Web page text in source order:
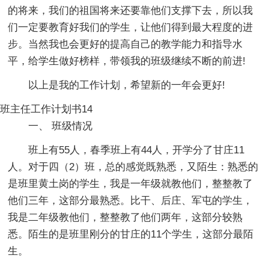
的将来，我们的祖国将来还要靠他们支撑下去，所以我
们一定要教育好我们的学生，让他们得到最大程度的进
步。当然我也会更好的提高自己的教学能力和指导水
平，给学生做好榜样，带领我的班级继续不断的前进!
以上是我的工作计划，希望新的一年会更好!
班主任工作计划书14
一、 班级情况
班上有55人，春季班上有44人，开学分了甘庄11
人。对于四（2）班，总的感觉既熟悉，又陌生：熟悉的
是班里黄土岗的学生，我是一年级就教他们，整整教了
他们三年，这部分最熟悉。比干、后庄、军屯的学生，
我是二年级教他们，整整教了他们两年，这部分较熟
悉。陌生的是班里刚分的甘庄的11个学生，这部分最陌
生。